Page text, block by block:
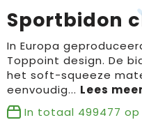
Sport
Tassen
B&C
Gildan
Sportbidon
In Europa
Toppoint design. De
het soft-squeeze
eenvoudig...
In totaal 499477 op